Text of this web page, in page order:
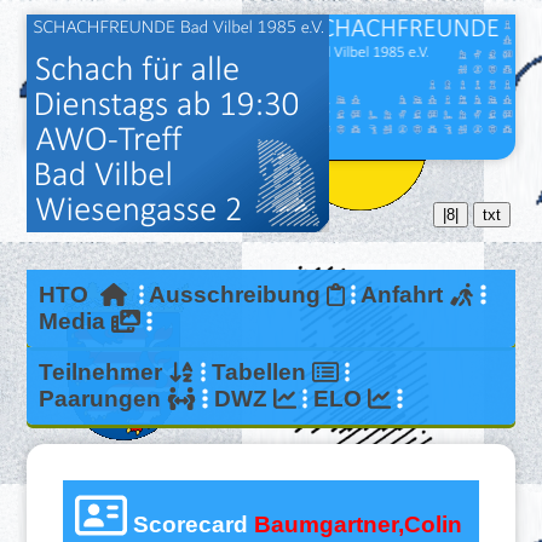
|8| txt
HTO Ausschreibung
Anfahrt
Media
Teilnehmer
Tabellen
Paarungen
DWZ ELO
Scorecard Baumgartner,Colin